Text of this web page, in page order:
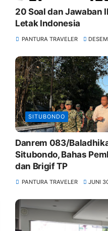
20 Soal dan Jawaban
Letak Indonesia
PANTURA TRAVELER
SITUBONDO
Danrem 083/
Situbondo, Bahas
dan Brigif TP
PANTURA TRAVELER JUNI